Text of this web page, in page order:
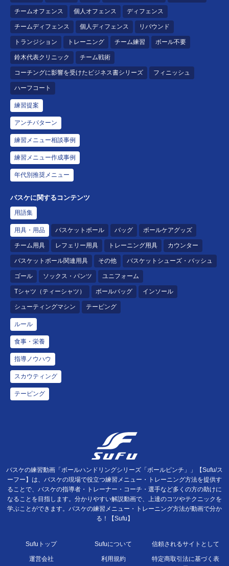
チームオフェンス 個人オフェンス ディフェンス
チームディフェンス 個人ディフェンス リバウンド
トランジション トレーニング チーム練習 ボール不要
鈴木代表クリニック チーム戦術
コーチングに影響を受けたビジネス書シリーズ フィニッシュ
ハーフコート
練習提案
アンチパターン
練習メニュー相談事例
練習メニュー作成事例
年代別推奨メニュー
バスケに関するコンテンツ
用語集
用具・用品 バスケットボール バッグ ボールケアグッズ
チーム用具 レフェリー用具 トレーニング用具 カウンター
バスケットボール関連用具 その他 バスケットシューズ・バッシュ
ゴール ソックス・パンツ ユニフォーム
Tシャツ（ティーシャツ） ボールバッグ インソール
シューティングマシン テーピング
ルール
食事・栄養
指導ノウハウ
スカウティング
テーピング
バスケの練習動画「ボールハンドリングシリーズ「ボールピンチ」」【Sufu/ス
ーフー】は、バスケの現場で役立つ練習メニュー・トレーニング方法を提供す
ることで、バスケの指導者・トレーナー・コーチ・選手など多くの方の助けに
なることを目指します。分かりやすい解説動画で、上達のコツやテクニックを
学ぶことができます。バスケの練習メニュー・トレーニング方法が動画で分か
る！【Sufu】
Sufuトップ Sufuについて 信頼されるサイトとして
運営会社 利用規約
特定商取引法に基づく表